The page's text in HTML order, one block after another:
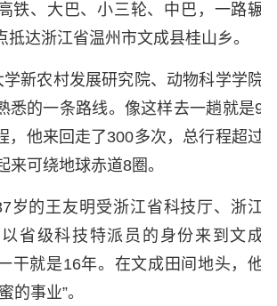
铁、大巴、小三轮、中巴，一路辗
抵达浙江省温州市文成县桂山乡。
新农村发展研究院、动物科学学院
悉的一条路线。像这样去一趟就是9
，他来回走了300多次，总行程超过
来可绕地球赤道8圈。
岁的王友明受浙江省科技厅、浙江
省级科技特派员的身份来到文成
干就是16年。在文成田间地头，他
的事业”。